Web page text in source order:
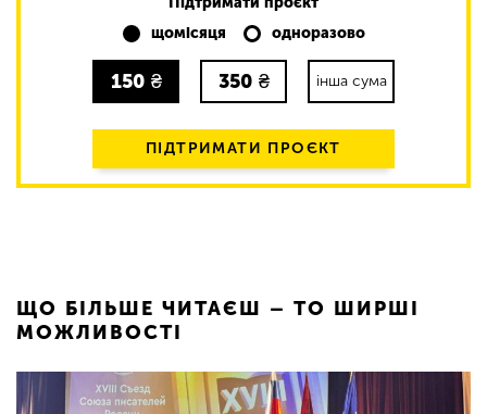
щомісяця
одноразово
150 ₴ 350 ₴ інша сума
ПІДТРИМАТИ ПРОЄКТ
ЩО БІЛЬШЕ ЧИТАЄШ – ТО ШИРШІ
МОЖЛИВОСТІ